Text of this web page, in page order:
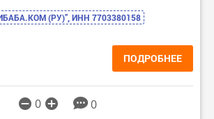
(РУ)”, ИНН 7703380158
ПОДРОБНЕЕ
0 0